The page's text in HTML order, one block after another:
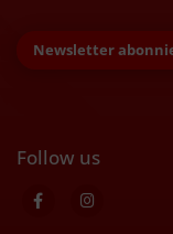
Newsletter
Follow us